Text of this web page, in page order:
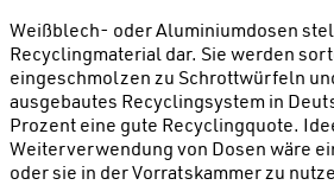
Weißblech- oder Aluminiumdosen
Recyclingmaterial dar. Sie werden
eingeschmolzen zu Schrottwürfeln
ausgebautes Recyclingsystem in
Prozent eine gute Recyclingquote.
Weiterverwendung von Dosen wäre
oder sie in der Vorratskammer zu